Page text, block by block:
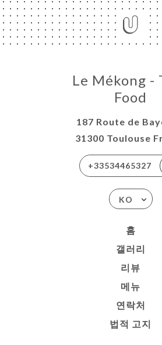
Le Mékong -
Food
187 Route de
31300 Toulouse
+33534465327
KO
홈
갤러리
리뷰
메뉴
연락처
법적 고지